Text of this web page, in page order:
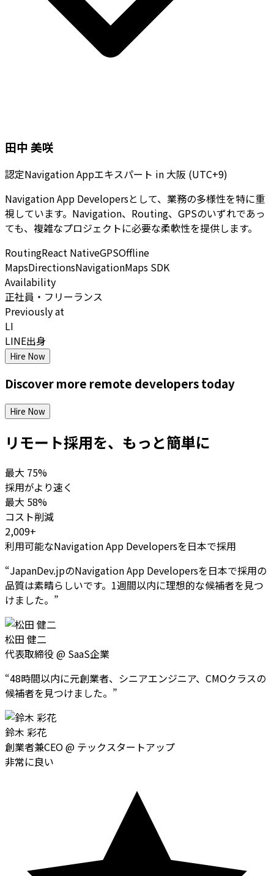
田中 美咲
認定Navigation Appエキスパート in 大阪 (UTC+9)
Navigation App Developersとして、業務の多様性を特に重
視しています。Navigation、Routing、GPSのいずれであっ
ても、複雑なプロジェクトに必要な柔軟性を提供します。
RoutingReact NativeGPSOffline
MapsDirectionsNavigationMaps SDK
Availability
正社員・フリーランス
Previously at
LI
LINE出身
Hire Now
Discover more remote developerstoday
Hire Now
リモート採用を、もっと簡単に
最大 75%
採用がより速く
最大 58%
コスト削減
2,009+
利用可能なNavigation App Developersを日本で採用
“JapanDev.jpのNavigation App Developersを日本で採用の
品質は素晴らしいです。1週間以内に理想的な候補者を見つ
けました。 ”
松田 健二
代表取締役 @ SaaS企業
“48時間以内に元創業者、シニアエンジニア、CMOクラスの
候補者を見つけました。 ”
鈴木 彩花
創業者兼CEO@ テックスタートアップ
非常に良い